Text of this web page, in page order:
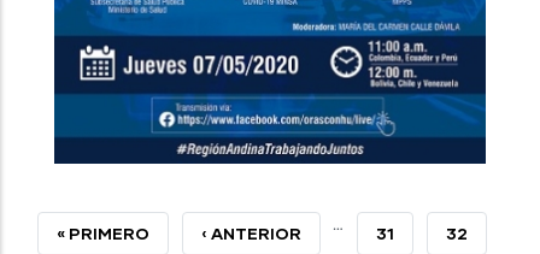
PRIMERA
« PRIMERO
PÁGINA
‹ ANTERIOR … PAGE
31 PAGE
32